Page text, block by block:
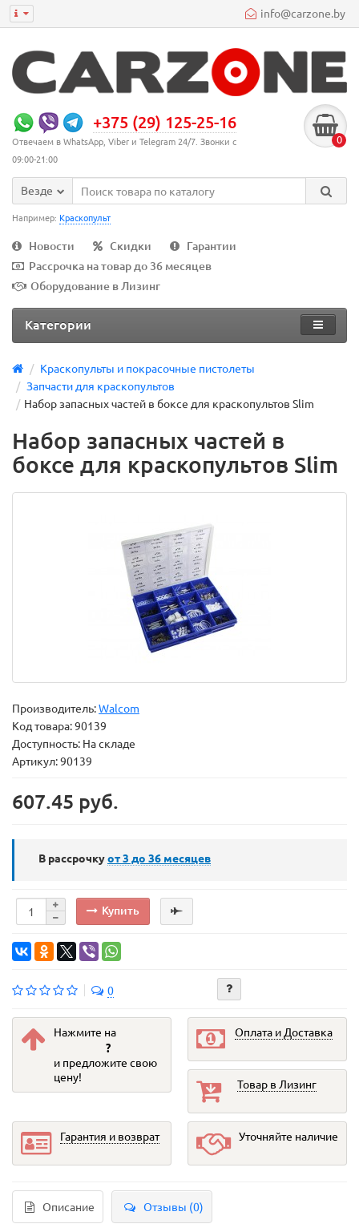
info@carzone.by
+375 (29) 125-25-16
Отвечаем в WhatsApp, Viber и Telegram 24/7. Звонки с
09:00-21:00
0
Везде
Например: Краскопульт
Новости Скидки
Гарантии
Рассрочка на товар до 36 месяцев
Оборудование в Лизинг
Категории
Краскопульты и покрасочные пистолеты
Запчасти для краскопультов
Набор запасных частей в боксе для краскопультов Slim
Набор запасных частей в
боксе для краскопультов Slim
Производитель:Walcom
Код товара:90139
Доступность: На складе
Артикул: 90139
607.45 руб.
В рассрочкуот 3 до 36 месяцев
Купить
0
Нажмите на
?
и предложите свою
цену!
Оплата и Доставка
Товар в Лизинг
Гарантия и возврат Уточняйте наличие
Описание Отзывы (0)